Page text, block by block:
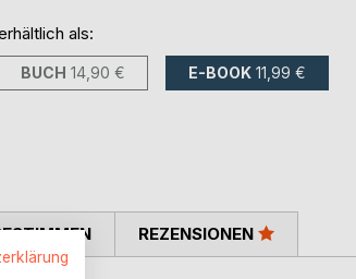
als:
BUCH 14,90 € E-BOOK 11,99 €
REZENSIONEN